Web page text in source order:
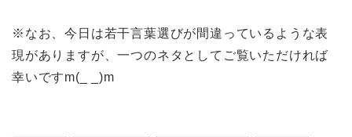
※なお、今日は若干言葉選びが間違っているような表
現がありますが、一つのネタとしてご覧いただければ
幸いですm(_ _)m